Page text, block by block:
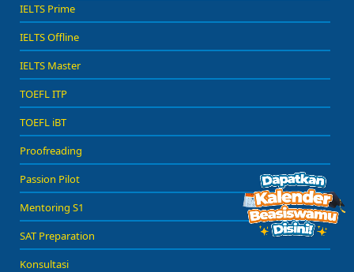
IELTS Prime
IELTS Offline
IELTS Master
TOEFL ITP
TOEFL iBT
Proofreading
Passion Pilot
Mentoring S1
SAT Preparation
Konsultasi